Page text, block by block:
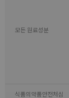
모든 원료성분
식품의약품안전처심